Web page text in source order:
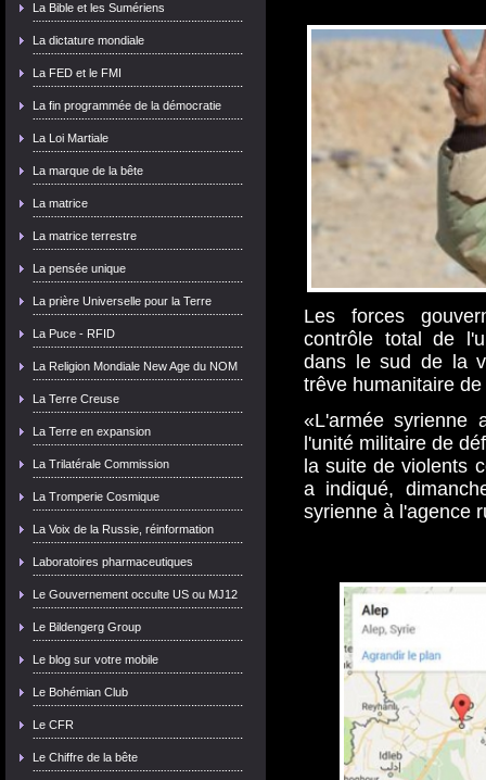
La Bible et les Sumériens
La dictature mondiale
La FED et le FMI
La fin programmée de la démocratie
La Loi Martiale
La marque de la bête
La matrice
La matrice terrestre
La pensée unique
La prière Universelle pour la Terre
La Puce - RFID
La Religion Mondiale New Age du NOM
La Terre Creuse
La Terre en expansion
La Trilatérale Commission
La Tromperie Cosmique
La Voix de la Russie, réinformation
Laboratoires pharmaceutiques
Le Gouvernement occulte US ou MJ12
Le Bildengerg Group
Le blog sur votre mobile
Le Bohémian Club
Le CFR
Le Chiffre de la bête
Les forces
contrôle total de
dans le sud de la
trêve humanitaire
«L'armée syrienne
l'unité militaire de
la suite de violents
a indiqué,
syrienne à l'agence